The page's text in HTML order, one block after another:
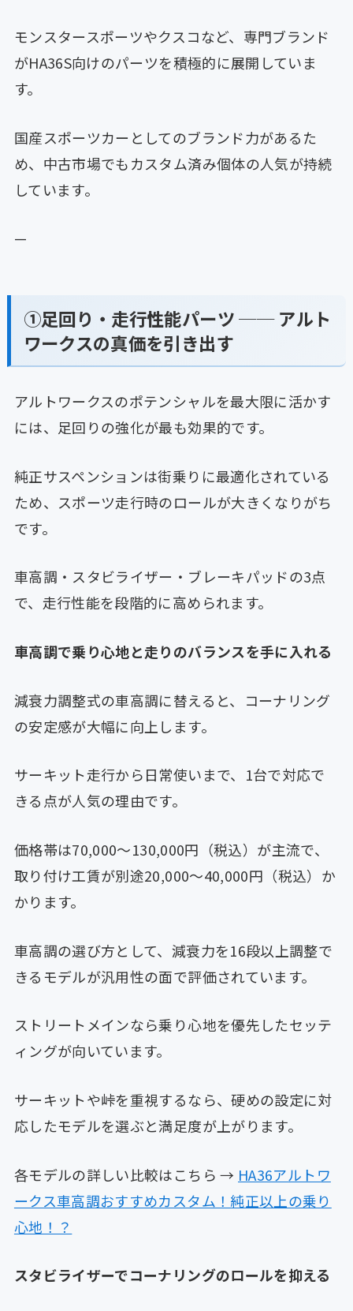
モンスタースポーツやクスコなど、専門ブランド
がHA36S向けのパーツを積極的に展開していま
す。
国産スポーツカーとしてのブランド力があるた
め、中古市場でもカスタム済み個体の人気が持続
しています。
—
①足回り・走行性能パーツ ── アルト
ワークスの真価を引き出す
アルトワークスのポテンシャルを最大限に活かす
には、足回りの強化が最も効果的です。
純正サスペンションは街乗りに最適化されている
ため、スポーツ走行時のロールが大きくなりがち
です。
車高調・スタビライザー・ブレーキパッドの3点
で、走行性能を段階的に高められます。
車高調で乗り心地と走りのバランスを手に入れる
減衰力調整式の車高調に替えると、コーナリング
の安定感が大幅に向上します。
サーキット走行から日常使いまで、1台で対応で
きる点が人気の理由です。
価格帯は70,000〜130,000円（税込）が主流で、
取り付け工賃が別途20,000〜40,000円（税込）か
かります。
車高調の選び方として、減衰力を16段以上調整で
きるモデルが汎用性の面で評価されています。
ストリートメインなら乗り心地を優先したセッテ
ィングが向いています。
サーキットや峠を重視するなら、硬めの設定に対
応したモデルを選ぶと満足度が上がります。
各モデルの詳しい比較はこちら → HA36アルトワ
ークス車高調おすすめカスタム！純正以上の乗り
心地！？
スタビライザーでコーナリングのロールを抑える